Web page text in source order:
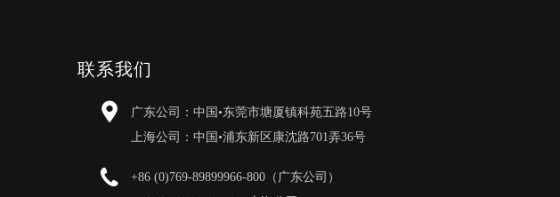
联系我们
广东公司：中国•东莞市塘厦镇科苑五路10号
上海公司：中国•浦东新区康沈路701弄36号
+86 (0)769-89899966-800（广东公司）